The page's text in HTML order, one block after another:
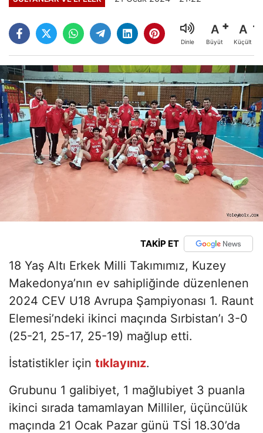
Dinle
A
Büyüt
A
Küçült
TAKİP ET
18 Yaş Altı Erkek Milli Takımımız, Kuzey
Makedonya’nın ev sahipliğinde düzenlenen
2024 CEV U18 Avrupa Şampiyonası 1. Raunt
Elemesi’ndeki ikinci maçında Sırbistan’ı 3-0
(25-21, 25-17, 25-19) mağlup etti.
İstatistikler için tıklayınız.
Grubunu 1 galibiyet, 1 mağlubiyet 3 puanla
ikinci sırada tamamlayan Milliler, üçüncülük
maçında 21 Ocak Pazar günü TSİ 18.30’da